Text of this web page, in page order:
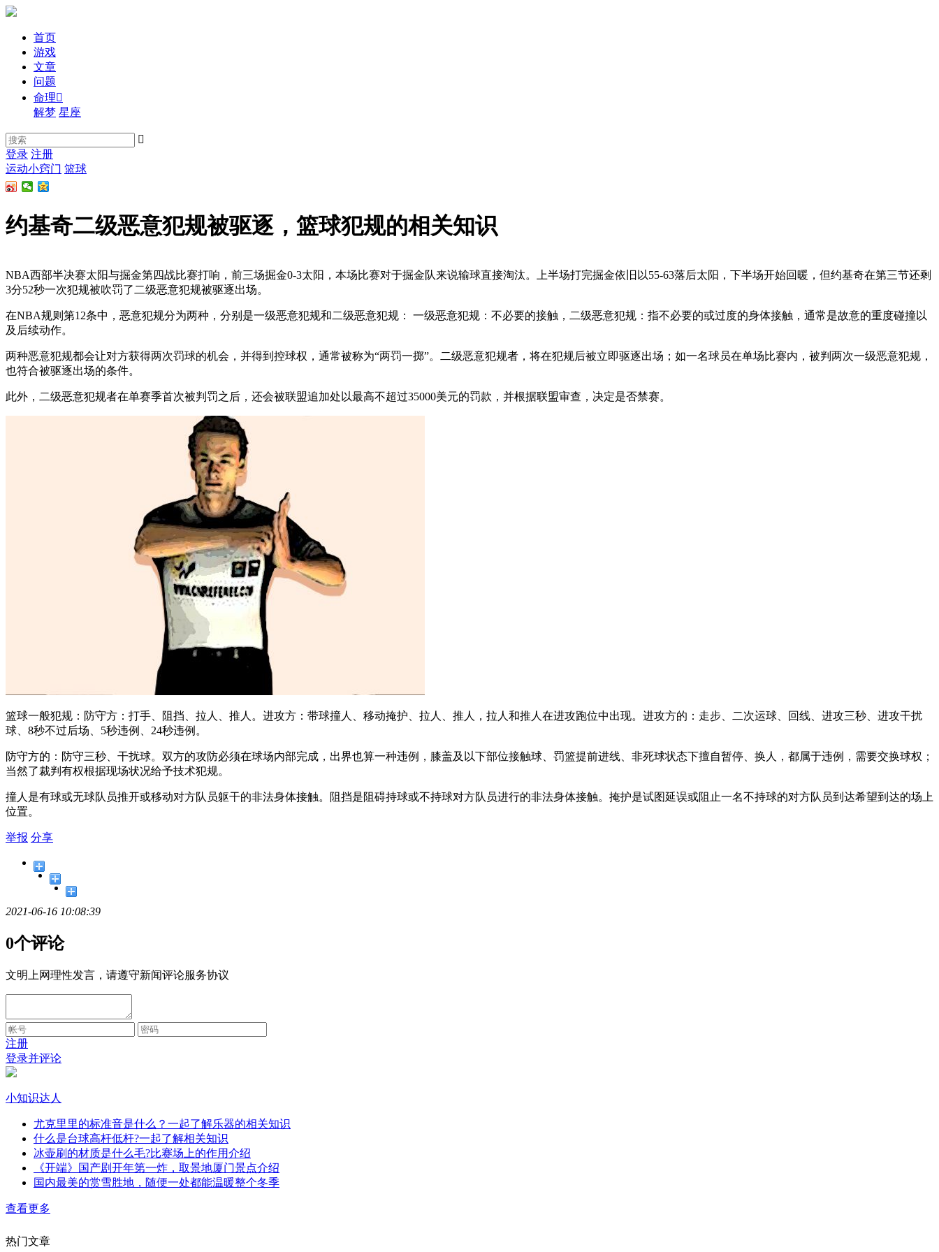
首页
游戏
文章
问题
命理
解梦 星座

登录 注册
运动小窍门 篮球
约基奇二级恶意犯规被驱逐，篮球犯规的相关知识
NBA西部半决赛太阳与掘金第四战比赛打响，前三场掘金0-3太阳，本场比赛对于掘金队来说输球直接淘汰。上半场打完掘金依旧以55-63落后太阳，下半场开始回暖，但约基奇在第三节还剩
3分52秒一次犯规被吹罚了二级恶意犯规被驱逐出场。
在NBA规则第12条中，恶意犯规分为两种，分别是一级恶意犯规和二级恶意犯规： 一级恶意犯规：不必要的接触，二级恶意犯规：指不必要的或过度的身体接触，通常是故意的重度碰撞以
及后续动作。
两种恶意犯规都会让对方获得两次罚球的机会，并得到控球权，通常被称为“两罚一掷”。二级恶意犯规者，将在犯规后被立即驱逐出场；如一名球员在单场比赛内，被判两次一级恶意犯规，
也符合被驱逐出场的条件。
此外，二级恶意犯规者在单赛季首次被判罚之后，还会被联盟追加处以最高不超过35000美元的罚款，并根据联盟审查，决定是否禁赛。
篮球一般犯规：防守方：打手、阻挡、拉人、推人。进攻方：带球撞人、移动掩护、拉人、推人，拉人和推人在进攻跑位中出现。进攻方的：走步、二次运球、回线、进攻三秒、进攻干扰
球、8秒不过后场、5秒违例、24秒违例。
防守方的：防守三秒、干扰球。双方的攻防必须在球场内部完成，出界也算一种违例，膝盖及以下部位接触球、罚篮提前进线、非死球状态下擅自暂停、换人，都属于违例，需要交换球权；
当然了裁判有权根据现场状况给予技术犯规。
撞人是有球或无球队员推开或移动对方队员躯干的非法身体接触。阻挡是阻碍持球或不持球对方队员进行的非法身体接触。掩护是试图延误或阻止一名不持球的对方队员到达希望到达的场上
位置。
举报 分享
2021-06-16 10:08:39
0个评论
文明上网理性发言，请遵守新闻评论服务协议
注册
登录并评论
小知识达人
尤克里里的标准音是什么？一起了解乐器的相关知识
什么是台球高杆低杆?一起了解相关知识
冰壶刷的材质是什么毛?比赛场上的作用介绍
《开端》国产剧开年第一炸，取景地厦门景点介绍
国内最美的赏雪胜地，随便一处都能温暖整个冬季
查看更多
热门文章